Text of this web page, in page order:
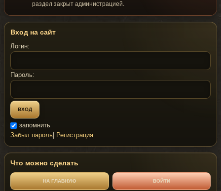
раздел закрыт администрацией.
Вход на сайт
Логин:
Пароль:
запомнить
Забыл пароль Регистрация
Что можно сделать
НА ГЛАВНУЮ ВОЙТИ